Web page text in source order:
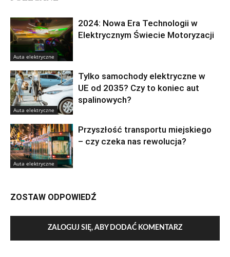
Auta elektryczne
2024: Nowa Era Technologii w
Elektrycznym Świecie Motoryzacji
Auta elektryczne
Tylko samochody elektryczne w
UE od 2035? Czy to koniec aut
spalinowych?
Auta elektryczne
Przyszłość transportu miejskiego
– czy czeka nas rewolucja?
ZOSTAW ODPOWIEDŹ
ZALOGUJ SIĘ, ABY DODAĆ KOMENTARZ